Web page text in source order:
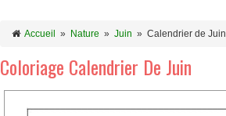
Accueil » Nature » Juin » Calendrier de Juin
Coloriage Calendrier De Juin